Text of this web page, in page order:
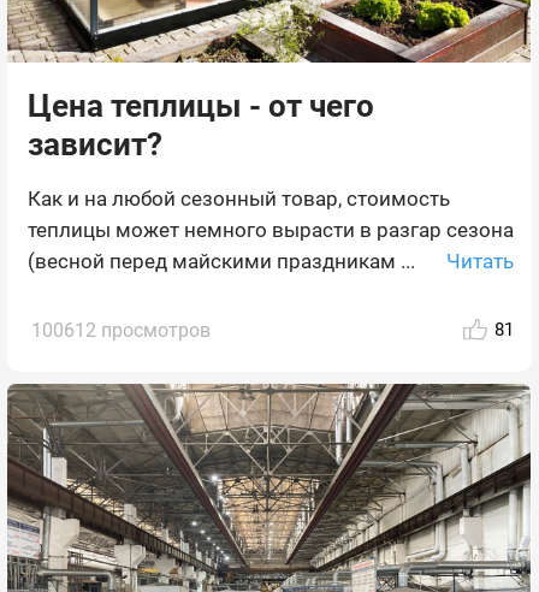
Цена теплицы - от чего
зависит?
Как и на любой сезонный товар, стоимость
теплицы может немного вырасти в разгар сезона
(весной перед майскими праздникам ...
Читать
100612 просмотров 81